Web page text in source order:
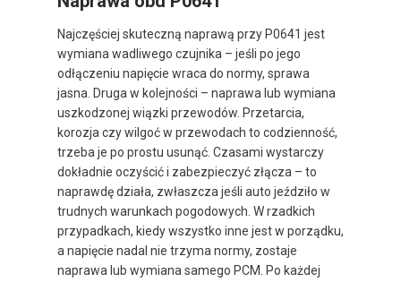
Najczęściej skuteczną naprawą przy P0641 jest
wymiana wadliwego czujnika – jeśli po jego
odłączeniu napięcie wraca do normy, sprawa
jasna. Druga w kolejności – naprawa lub wymiana
uszkodzonej wiązki przewodów. Przetarcia,
korozja czy wilgoć w przewodach to codzienność,
trzeba je po prostu usunąć. Czasami wystarczy
dokładnie oczyścić i zabezpieczyć złącza – to
naprawdę działa, zwłaszcza jeśli auto jeździło w
trudnych warunkach pogodowych. W rzadkich
przypadkach, kiedy wszystko inne jest w porządku,
a napięcie nadal nie trzyma normy, zostaje
naprawa lub wymiana samego PCM. Po każdej